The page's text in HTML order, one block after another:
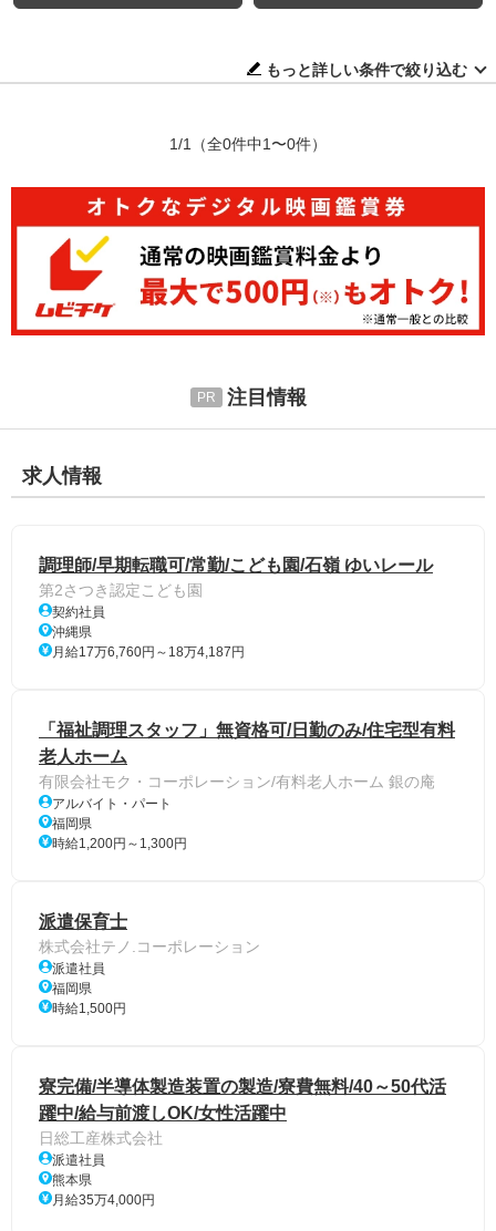
もっと詳しい条件で絞り込む
1/1 （全0件中1〜0件）
注目情報
求人情報
調理師/早期転職可/常勤/こども園/石嶺 ゆいレール
第2さつき認定こども園
契約社員
沖縄県
月給17万6,760円～18万4,187円
「福祉調理スタッフ」無資格可/日勤のみ/住宅型有料
老人ホーム
有限会社モク・コーポレーション/有料老人ホーム 銀の庵
アルバイト・パート
福岡県
時給1,200円～1,300円
派遣保育士
株式会社テノ.コーポレーション
派遣社員
福岡県
時給1,500円
寮完備/半導体製造装置の製造/寮費無料/40～50代活
躍中/給与前渡しOK/女性活躍中
日総工産株式会社
派遣社員
熊本県
月給35万4,000円